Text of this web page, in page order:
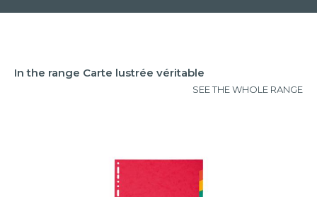
In the range Carte lustrée véritable
SEE THE WHOLE RANGE